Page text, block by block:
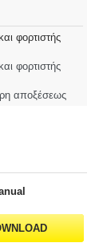
φορτιστής
φορτιστής
αποξέσεως